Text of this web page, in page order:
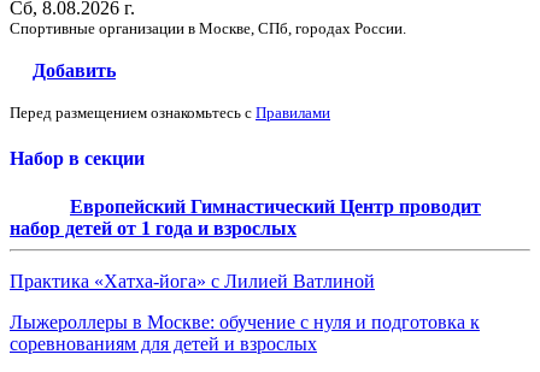
Сб, 8.08.2026 г.
Спортивные организации в Москве, СПб, городах России.
Добавить
Перед размещением ознакомьтесь с Правилами
Набор в секции
Европейский Гимнастический Центр проводит
набор детей от 1 года и взрослых
Практика «Хатха-йога» с Лилией Ватлиной
Лыжероллеры в Москве: обучение с нуля и подготовка к
соревнованиям для детей и взрослых